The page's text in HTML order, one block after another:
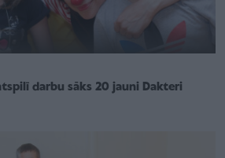
darbu sāks 20 jauni Dakteri